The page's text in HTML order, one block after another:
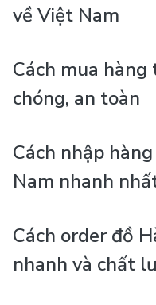
về Việt Nam
Cách mua
chóng, an toàn
Cách nhập
Nam nhanh
Cách order đồ
nhanh và chất